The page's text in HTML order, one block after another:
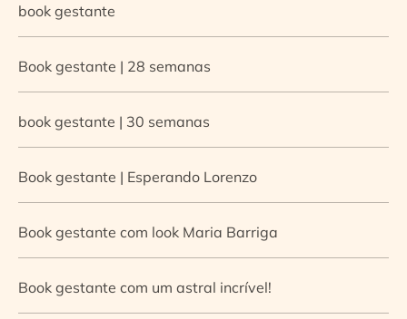
book gestante
Book gestante | 28 semanas
book gestante | 30 semanas
Book gestante | Esperando Lorenzo
Book gestante com look Maria Barriga
Book gestante com um astral incrível!